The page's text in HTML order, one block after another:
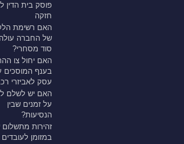
פוסק בית הדין
חזקה
האם רשימת
של החברה עולה
סוד מסחרי?
האם יחול צו
בענף המוסכים
עסק לאביזרי
האם יש לשלם
על זמנים שבין
הנסיעות?
זהירות
במזומן לעובדים